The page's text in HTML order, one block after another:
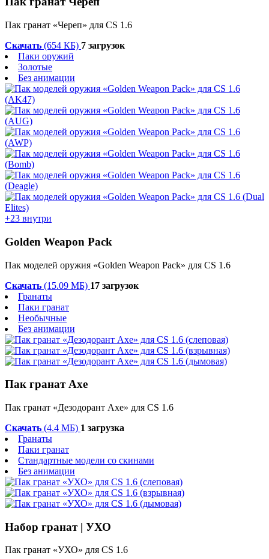
Пак гранат «Череп» для CS 1.6
Скачать (654 КБ) 7 загрузок
Паки оружий
Золотые
Без анимации
+23 внутри
Golden Weapon Pack
Пак моделей оружия «Golden Weapon Pack» для CS 1.6
Скачать (15.09 МБ) 17 загрузок
Гранаты
Паки гранат
Необычные
Без анимации
Пак гранат Axe
Пак гранат «Дезодорант Axe» для CS 1.6
Скачать (4.4 МБ) 1 загрузка
Гранаты
Паки гранат
Стандартные модели со скинами
Без анимации
Набор гранат | УХО
Пак гранат «УХО» для CS 1.6